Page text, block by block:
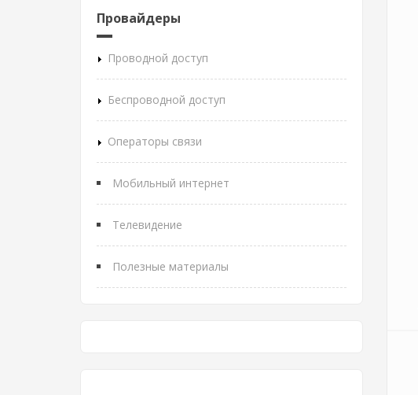
Провайдеры
Проводной доступ
Беспроводной доступ
Операторы связи
Мобильный интернет
Телевидение
Полезные материалы